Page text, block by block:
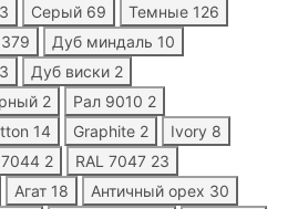
Серый 69 Темные 126
379 Дуб миндаль 10
3 Дуб виски 2
2 Рал 9010 2
14 Graphite 2 Ivory 8
7044 2 RAL 7047 23
Агат 18 Античный орех 30